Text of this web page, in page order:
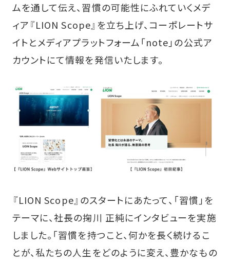
ムを通して伝え、習慣の可能性にふれていくメデ
ィア『LION Scope』を立ち上げ、コーポレートサ
イトとメディアプラットフォーム「note」の公式ア
カウントにて情報を発信いたします。
『LION Scope』のスタートにあたって、「習慣」を
テーマに、社長の掬川 正純にインタビューを実施
しました。「習慣を持つこと、何かを長く続けるこ
とが、私たちの人生をどのように変え、豊かなもの